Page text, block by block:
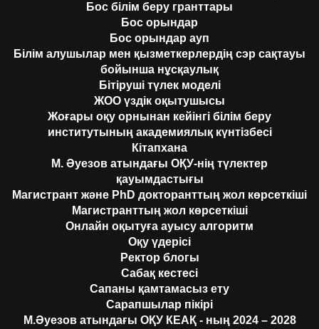
Бос білім беру гранттары
Бос орындар
Бос орындар ауп
Білім алушылар мен қызметкерлердің сэр сақтауы
бойынша нұсқаулық
Бітіруші түлек моделі
ЖОО үздік оқытушысы
Жоғары оқу орнынан кейінгі білім беру
институтының академиялық күнтізбесі
Кітапхана
М. Әуезов атындағы ОҚУ-нің түлектер
қауымдастығы
Магистрант және PhD докторанттың жол көрсеткіші
Магистранттың жол көрсеткіші
Онлайн оқытуға ауысу алгоритм
Оқу үдерісі
Ректор блогы
Сабақ кестесі
Сапаны қамтамасыз ету
Сарапшылар пікірі
М.Әуезов атындағы ОҚУ КЕАҚ - ның 2024 – 2028